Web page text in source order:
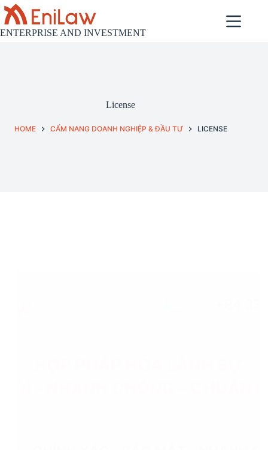
Skip
to
content
ENTERPRISE AND INVESTMENT
License
HOME CẨM NANG DOANH NGHIỆP & ĐẦU TƯ LICENSE